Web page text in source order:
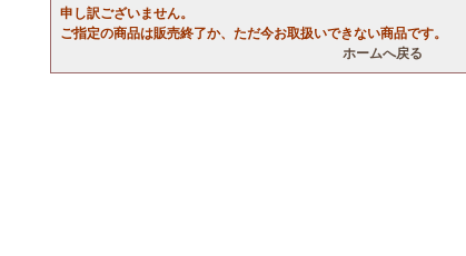
申し訳ございません。
ご指定の商品は販売終了か、ただ今お取扱いできない商品です。
ホームへ戻る